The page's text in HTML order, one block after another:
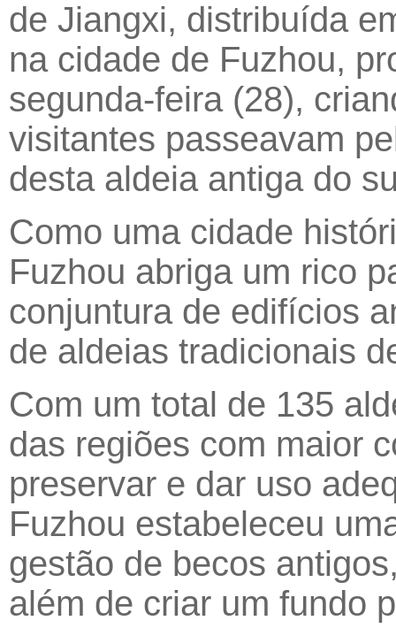
de Jiangxi, distribuída
na cidade de Fuzhou,
segunda-feira (28),
visitantes passeavam
desta aldeia antiga do
Como uma cidade
Fuzhou abriga um rico
conjuntura de edifícios
de aldeias tradicionais
Com um total de 135
das regiões com maior
preservar e dar uso
Fuzhou estabeleceu
gestão de becos
além de criar um fundo